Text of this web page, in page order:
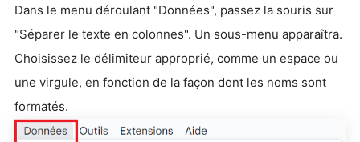
Dans le menu déroulant "Données", passez la souris sur
"Séparer le texte en colonnes". Un sous-menu apparaîtra.
Choisissez le délimiteur approprié, comme un espace ou
une virgule, en fonction de la façon dont les noms sont
formatés.